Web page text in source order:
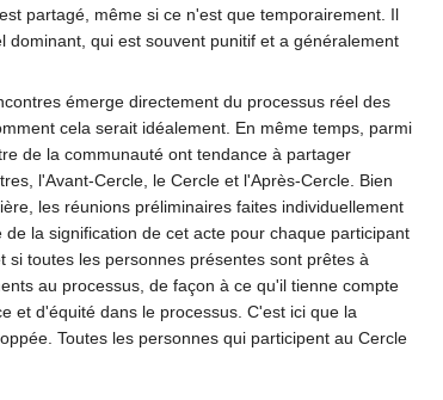
partagé, même si ce n'est que temporairement. Il
qui est souvent punitif et a généralement
émerge directement du processus réel des
cela serait idéalement. En même temps, parmi
de la communauté ont tendance à partager
l'Avant-Cercle, le Cercle et l'Après-Cercle. Bien
les réunions préliminaires faites individuellement
la signification de cet acte pour chaque participant
toutes les personnes présentes sont prêtes à
au processus, de façon à ce qu'il tienne compte
et d'équité dans le processus. C'est ici que la
Toutes les personnes qui participent au Cercle